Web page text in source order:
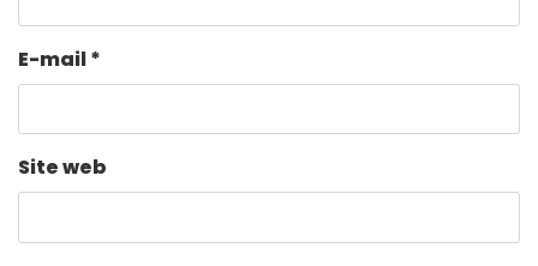
E-mail*
Site web